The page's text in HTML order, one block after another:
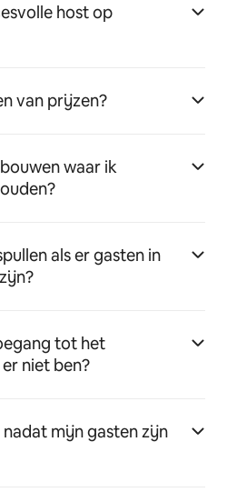
host op
van prijzen?
waar ik
als er gasten in
tot het
niet ben?
mijn gasten zijn